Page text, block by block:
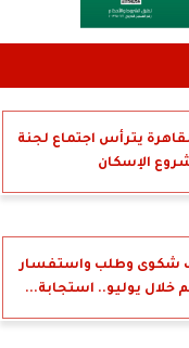
يترأس اجتماع لجنة
الإسكان
: 15.8 ألف شكوى وطلب واستفسار
خلال يوليو.. استجابة...